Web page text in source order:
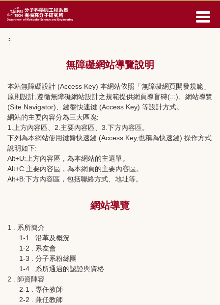
主
要
內
:::
無障礙網站導覽說明
本站無障礙設計 (Access Key) 本網站依照「無障礙網頁開發規範」
原則設計,遵循無障礙網站設計之規範提供網頁導盲磚(:::)、網站導覽
(Site Navigator)、鍵盤快速鍵 (Access Key) 等設計方式。
網站的主要內容分為三大區塊:
1.上方內容區、2.主要內容區、3.下方內容區。
下列為本網站使用鍵盤快速鍵 (Access Key,也稱為快速鍵) 操作方式
說明如下:
Alt+U:上方內容區，為本網站的主選單。
Alt+C:主要內容區，為本網頁的主要內容區。
Alt+B:下方內容區，包括聯絡方式、地址等。
網站導覽
1 . 系所簡介
1-1 . 沿革及概況
1-2 . 系友會
1-3 . 分子系粉絲團
1-4 . 系所通過的認證與資格
2 . 師資陣容
2-1 . 專任教師
2-2 . 兼任教師